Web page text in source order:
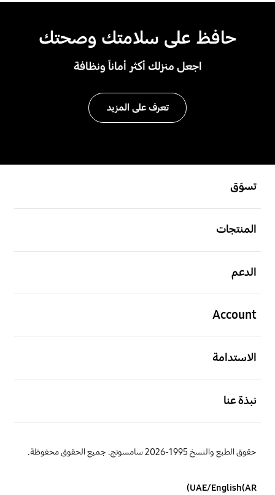
حافظ على سلامتك وصحتك
اجعل منزلك أكثر أماناً ونظافة
تعرف على المزيد
تسوّق
المنتجات
الدعم
Account
الاستدامة
نبذة عنا
حقوق الطبع والنسخ 1995-2026 سامسونج. جميع الحقوق محفوظة.
UAE/English(AR)